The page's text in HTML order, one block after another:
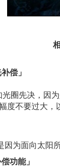
偿」
圈先决，因
度不要过大，
为面向太阳
功能」